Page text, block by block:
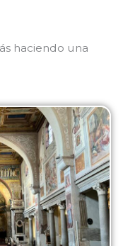
haciendo una